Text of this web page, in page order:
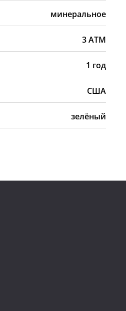
минеральное
3 АТМ
1 год
США
зелёный